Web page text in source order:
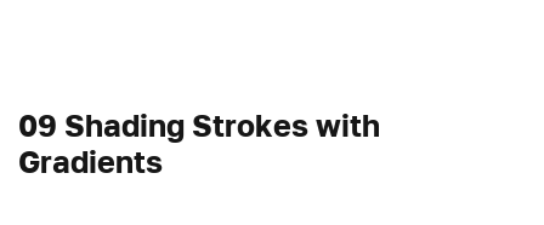
09 Shading Strokes with
Gradients